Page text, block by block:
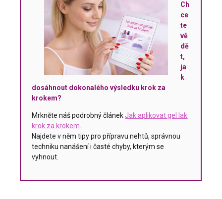
Ch
ce
te
vě
dě
t,
ja
k
dosáhnout dokonalého výsledku krok za
krokem?
Mrkněte náš podrobný článekJak aplikovat gel lak
krok za krokem.
Najdete v něm tipy pro přípravu nehtů, správnou
techniku nanášení i časté chyby, kterým se
vyhnout.